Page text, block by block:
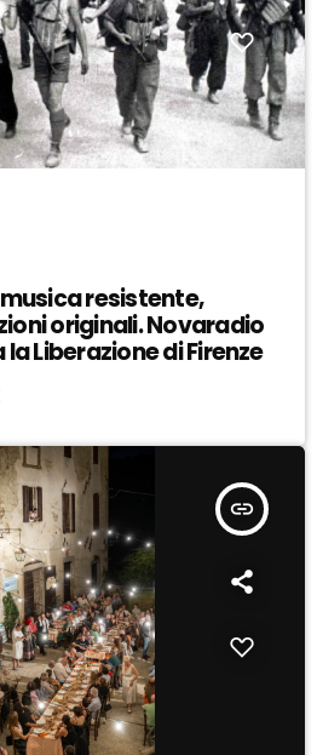
musica resistente,
originali. Novaradio
Liberazione di Firenze
insert_link